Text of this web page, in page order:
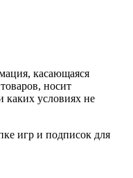
касающаяся
носит
условиях не
игр и подписок для